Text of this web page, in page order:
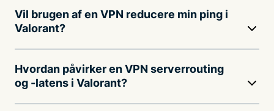
Vil brugen af en VPN reducere min ping i
Valorant?
Hvordan påvirker en VPN serverrouting
og -latens i Valorant?